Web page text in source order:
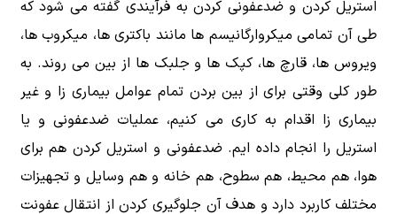
استریل کردن و ضدعفونی کردن به فرآیندی گفته می شود که
طی آن تمامی میکروارگانیسم ها مانند باکتری ها، میکروب ها،
ویروس ها، قارچ ها، کپک ها و جلبک ها از بین می روند. به
طور کلی وقتی برای از بین بردن تمام عوامل بیماری ‌زا و غیر
بیماری ‌زا اقدام به کاری می کنیم، عملیات ضدعفونی و یا
استریل را انجام داده ایم. ضدعفونی و استریل کردن هم برای
هوا، هم محیط، هم سطوح، هم خانه و هم وسایل و تجهیزات
مختلف کاربرد دارد و هدف آن جلوگیری کردن از انتقال عفونت